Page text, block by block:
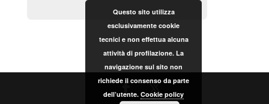
Questo sito utilizza
esclusivamente cookie
tecnici e non effettua alcuna
attività di profilazione. La
navigazione sul sito non
richiede il consenso da parte
dell’utente. Cookie policy